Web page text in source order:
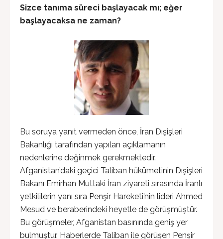
Sizce tanıma süreci başlayacak mı; eğer
başlayacaksa ne zaman?
Bu soruya yanıt vermeden önce, İran Dışişleri
Bakanlığı tarafından yapılan açıklamanın
nedenlerine değinmek gerekmektedir.
Afganistan’daki geçici Taliban hükümetinin Dışişleri
Bakanı Emirhan Muttaki İran ziyareti sırasında İranlı
yetkililerin yanı sıra Penşir Hareketi’nin lideri Ahmed
Mesud ve beraberindeki heyetle de görüşmüştür.
Bu görüşmeler, Afganistan basınında geniş yer
bulmuştur. Haberlerde Taliban ile görüşen Penşir